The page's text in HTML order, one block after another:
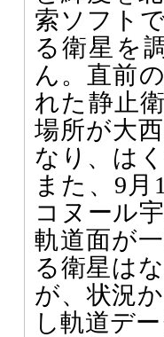
索ソフト
る衛星を
ん。直前
れた静止
場所が大
なり、は
また、9月
コヌール
軌道面が
る衛星は
が、状況
し軌道デ